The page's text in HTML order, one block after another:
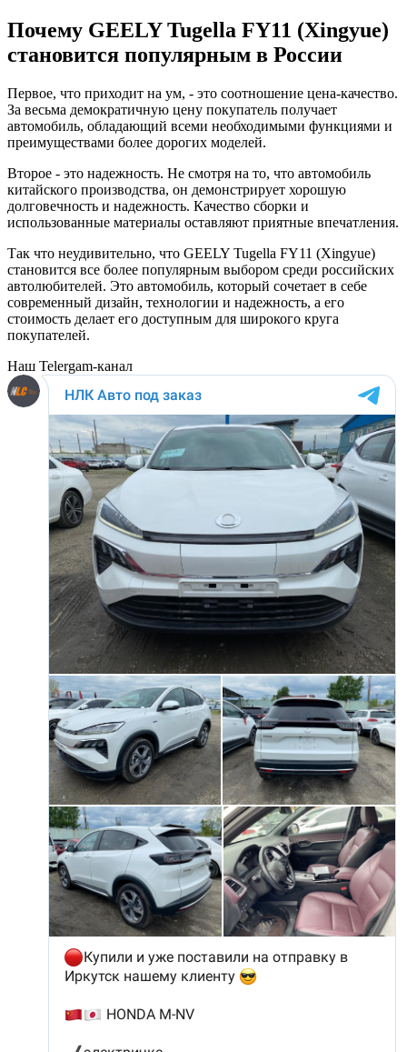
Почему GEELY Tugella FY11 (Xingyue)
становится популярным в России
Первое, что приходит на ум, - это соотношение цена-качество.
За весьма демократичную цену покупатель получает
автомобиль, обладающий всеми необходимыми функциями и
преимуществами более дорогих моделей.
Второе - это надежность. Не смотря на то, что автомобиль
китайского производства, он демонстрирует хорошую
долговечность и надежность. Качество сборки и
использованные материалы оставляют приятные впечатления.
Так что неудивительно, что GEELY Tugella FY11 (Xingyue)
становится все более популярным выбором среди российских
автолюбителей. Это автомобиль, который сочетает в себе
современный дизайн, технологии и надежность, а его
стоимость делает его доступным для широкого круга
покупателей.
Наш Telergam-канал